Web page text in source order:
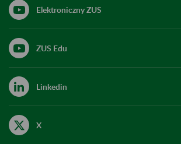
Elektroniczny ZUS
ZUS Edu
Linkedin
X